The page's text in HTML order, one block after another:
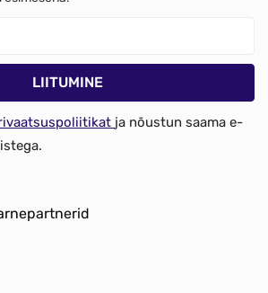
ja nõustun saama e-